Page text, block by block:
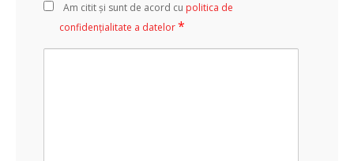
Am citit și sunt de acord cu politica de
confidențialitate a datelor*